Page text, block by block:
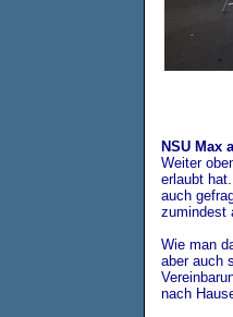
NSU Max
Weiter
erlaubt
auch
zumindest
Wie man
aber auch
nach